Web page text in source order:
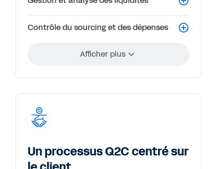
Contrôle du sourcing et des dépenses
Afficher plus
Un processus Q2C centré sur